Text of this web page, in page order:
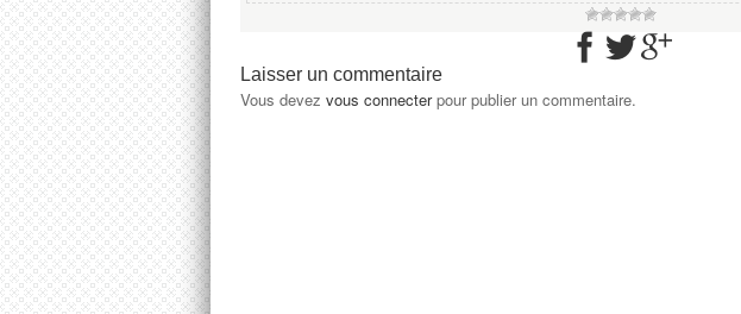
Laisser un commentaire
Vous devez vous connecterpour publier un commentaire.